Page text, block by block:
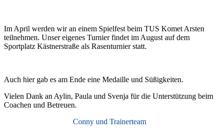
Im April werden wir an einem Spielfest beim TUS Komet Arsten
teilnehmen. Unser eigenes Turnier findet im August auf dem
Sportplatz Kästnerstraße als Rasenturnier statt.
Auch hier gab es am Ende eine Medaille und Süßigkeiten.
Vielen Dank an Aylin, Paula und Svenja für die Unterstützung beim
Coachen und Betreuen.
Conny und Trainerteam